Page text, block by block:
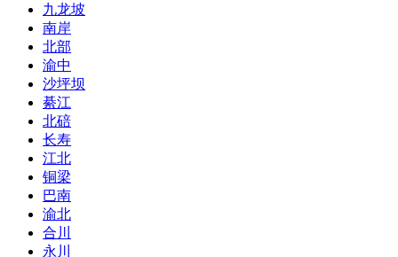
九龙坡
南岸
北部
渝中
沙坪坝
綦江
北碚
长寿
江北
铜梁
巴南
渝北
合川
永川